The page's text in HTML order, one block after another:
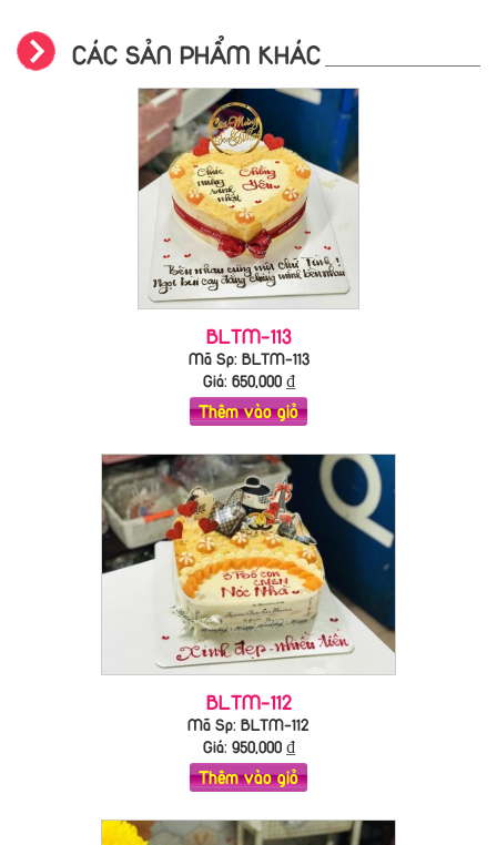
CÁC SẢN PHẨM KHÁC
BLTM-113
Mã Sp: BLTM-113
Giá: 650,000₫
Thêm vào giỏ
BLTM-112
Mã Sp: BLTM-112
Giá: 950,000₫
Thêm vào giỏ